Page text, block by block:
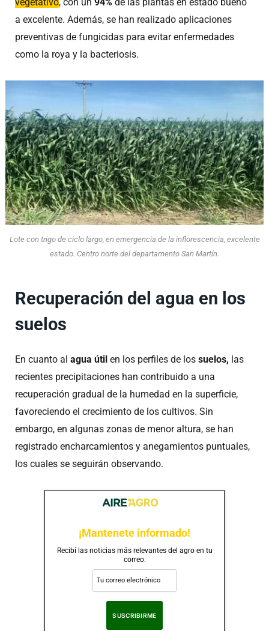
a excelente. Además, se han realizado aplicaciones
preventivas de fungicidas para evitar enfermedades
como la roya y la bacteriosis.
Lote con trigo de ciclo largo, en emergencia de la inflorescencia, excelente
estado. Centro norte del departamento San Martín.
Recuperación del agua en los
suelos
En cuanto al agua útil en los perfiles de los suelos, las
recientes precipitaciones han contribuido a una
recuperación gradual de la humedad en la superficie,
favoreciendo el crecimiento de los cultivos. Sin
embargo, en algunas zonas de menor altura, se han
registrado encharcamientos y anegamientos puntuales,
los cuales se seguirán observando.
¡Mantenete informado!
Recibí las noticias más relevantes del agro en tu
correo.